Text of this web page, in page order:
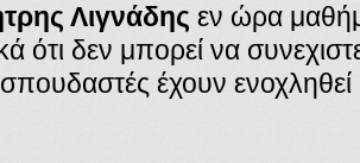
Λιγνάδης εν ώρα
ότι δεν μπορεί να
έχουν ενοχληθεί